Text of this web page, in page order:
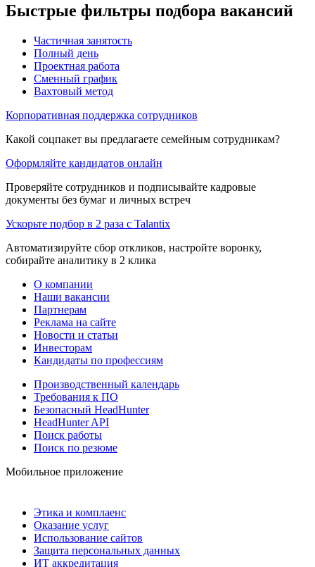
Быстрые фильтры подбора вакансий
Частичная занятость
Полный день
Проектная работа
Сменный график
Вахтовый метод
Корпоративная поддержка сотрудников
Какой соцпакет вы предлагаете семейным сотрудникам?
Оформляйте кандидатов онлайн
Проверяйте сотрудников и подписывайте кадровые
документы без бумаг и личных встреч
Ускорьте подбор в 2 раза с Talantix
Автоматизируйте сбор откликов, настройте воронку,
собирайте аналитику в 2 клика
О компании
Наши вакансии
Партнерам
Реклама на сайте
Новости и статьи
Инвесторам
Кандидаты по профессиям
Производственный календарь
Требования к ПО
Безопасный HeadHunter
HeadHunter API
Поиск работы
Поиск по резюме
Мобильное приложение
Этика и комплаенс
Оказание услуг
Использование сайтов
Защита персональных данных
ИТ аккредитация